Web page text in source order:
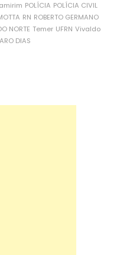
POLÍCIA POLÍCIA CIVIL
RN ROBERTO GERMANO
NORTE Temer UFRN Vivaldo
DIAS